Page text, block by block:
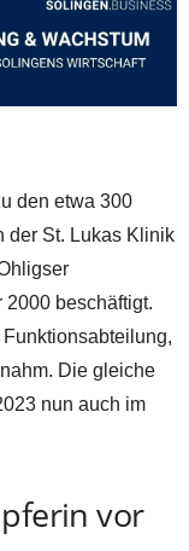
den etwa 300
der St. Lukas Klinik
2000 beschäftigt.
Die gleiche
nun auch im
vor